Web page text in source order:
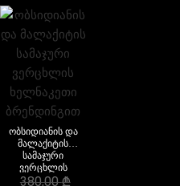
ობსიდიანის და
მალაქიტის
სამაჯური
ვერცხლის
ხელნაკეთი
380,00₾